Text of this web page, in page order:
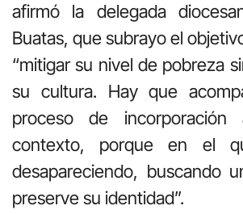
afirmó la delegada
Buatas, que subrayo el
“mitigar su nivel de pobreza
su cultura. Hay que
proceso de
contexto, porque en el
desapareciendo, buscando
preserve su identidad”.